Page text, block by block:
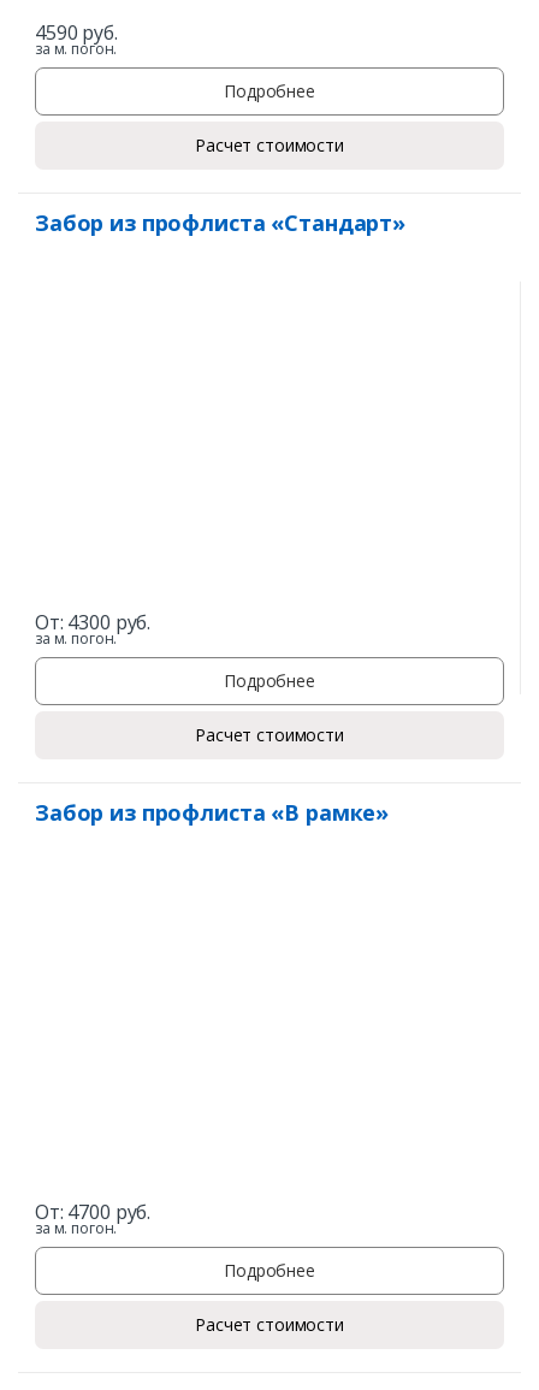
4590 руб.
за м. погон.
Подробнее
Расчет стоимости
Забор из профлиста «Стандарт»
От: 4300 руб.
за м. погон.
Подробнее
Расчет стоимости
Забор из профлиста «В рамке»
От: 4700 руб.
за м. погон.
Подробнее
Расчет стоимости